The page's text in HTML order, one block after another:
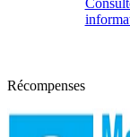
Récompenses